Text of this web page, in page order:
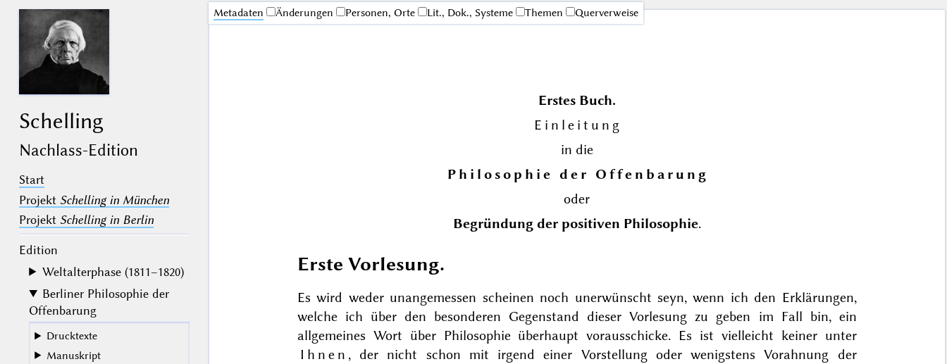
Schelling
Nachlass-Edition
Start
Projekt Schelling in München
Projekt Schelling in Berlin
Edition
Weltalterphase (1811–1820)
Berliner Philosophie der
Offenbarung
Drucktexte
Manuskript
Me­ta­da­ten Änderungen Personen, Orte Lit., Dok., Systeme Themen Querverweise
Erstes Buch.
Einleitung
in die
Philosophie der Offenbarung
oder
Begründung der positiven Philosophie.
Erste Vorlesung.
Es wird weder unangemessen scheinen noch unerwünscht seyn, wenn ich den Erklärungen,
welche ich über den besonderen Gegenstand dieser Vorlesung zu geben im Fall bin, ein
allgemeines Wort über Philosophie überhaupt vorausschicke. Es ist vielleicht keiner unter
Ihnen , der nicht schon mit irgend einer Vorstellung oder wenigstens Vorahnung der